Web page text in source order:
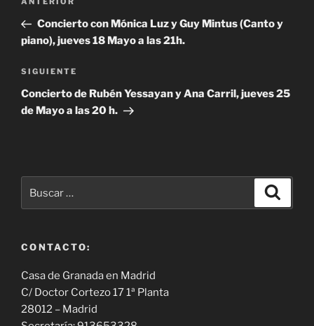
entradas
Entrada
anterior:
Concierto con Mónica Luz y Guy Mintus (Canto y
piano), jueves 18 Mayo a las 21h.
Siguiente
entrada
SIGUIENTE
Concierto de Rubén Yessayan y Ana Carril, jueves 25
de Mayo a las 20 h.
CONTACTO:
Casa de Granada en Madrid
C/ Doctor Cortezo 17 1ª Planta
28012 – Madrid